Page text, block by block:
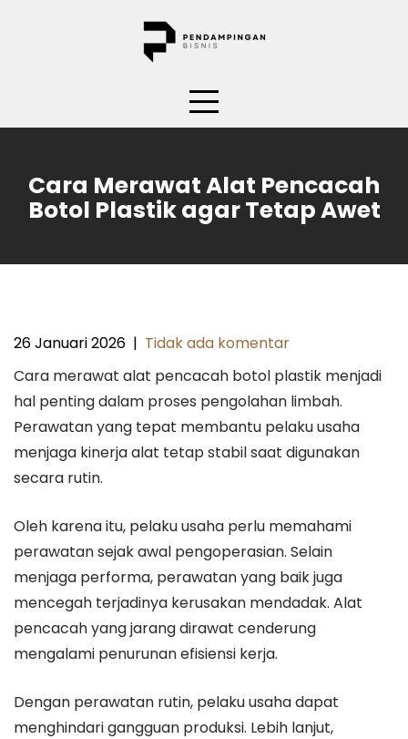
Cara Merawat Alat Pencacah
Botol Plastik agar Tetap Awet
26 Januari 2026 | Tidak ada komentar
Cara merawat alat pencacah botol plastik menjadi
hal penting dalam proses pengolahan limbah.
Perawatan yang tepat membantu pelaku usaha
menjaga kinerja alat tetap stabil saat digunakan
secara rutin.
Oleh karena itu, pelaku usaha perlu memahami
perawatan sejak awal pengoperasian. Selain
menjaga performa, perawatan yang baik juga
mencegah terjadinya kerusakan mendadak. Alat
pencacah yang jarang dirawat cenderung
mengalami penurunan efisiensi kerja.
Dengan perawatan rutin, pelaku usaha dapat
menghindari gangguan produksi. Lebih lanjut,